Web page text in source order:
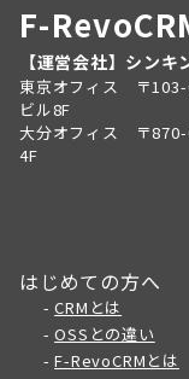
F-
【運営会社】シン
東京オフィス 〒103-
ビル8F
大分オフィス 〒870-
4F
はじめての方へ
-CRMとは
-OSSとの違い
-F-RevoCRMとは